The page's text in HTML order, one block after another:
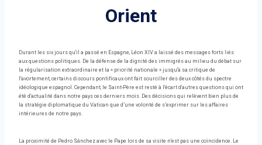
Orient
Durant les six jours qu'il a passé en Espagne, Léon XIV a laissé des messages forts liés
aux questions politiques. De la défense de la dignité des immigrés au milieu du débat sur
la régularisation extraordinaire et la « priorité nationale » jusqu'à sa critique de
l'avortement, certains discours pontificaux ont fait sourciller des deux côtés du spectre
idéologique espagnol. Cependant, le Saint-Père est resté à l'écart d'autres questions qui ont
été d'actualité dans notre pays ces derniers mois. Des décisions qui relèvent bien plus de
la stratégie diplomatique du Vatican que d’une volonté de s’exprimer sur les affaires
intérieures de notre pays.
La proximité de Pedro Sánchez avec le Pape lors de sa visite n'est pas une coïncidence. Le